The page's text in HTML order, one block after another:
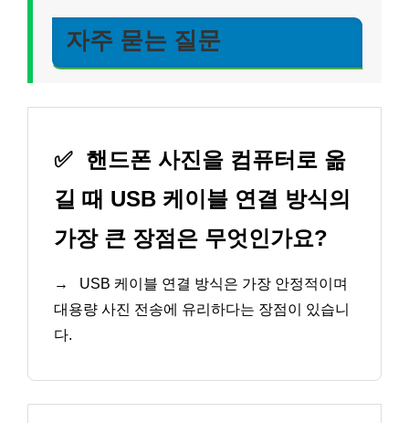
자주 묻는 질문
✅ 핸드폰 사진을 컴퓨터로 옮
길 때 USB 케이블 연결 방식의
가장 큰 장점은 무엇인가요?
→
USB 케이블 연결 방식은 가장 안정적이며
대용량 사진 전송에 유리하다는 장점이 있습니
다.